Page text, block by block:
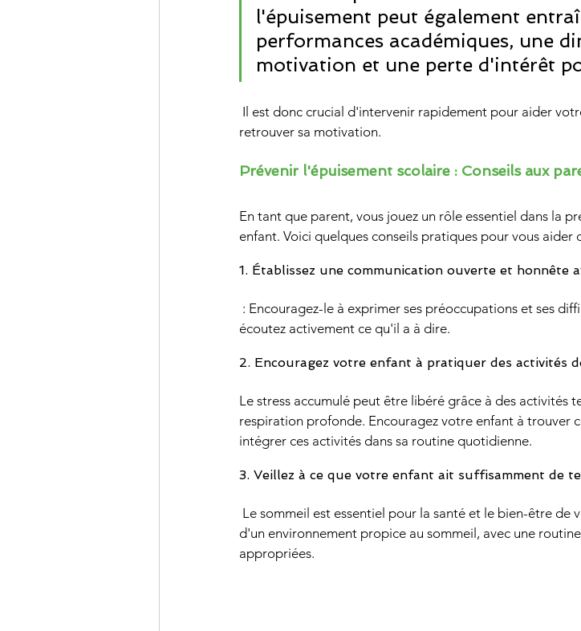
l'épuisement peut également
performances académiques, une
motivation et une perte d'intérêt
retrouver sa motivation.
Prévenir l'épuisement scolaire : Conseils aux
En tant que parent, vous jouez un rôle essentiel dans la
enfant. Voici quelques conseils pratiques pour vous aider
1. Établissez une communication ouverte et honnête
écoutez activement ce qu'il a à dire.
2. Encouragez votre enfant à pratiquer des activités
Le stress accumulé peut être libéré grâce à des activités
respiration profonde. Encouragez votre enfant à trouver
intégrer ces activités dans sa routine quotidienne.
3. Veillez à ce que votre enfant ait suffisamment de
d'un environnement propice au sommeil, avec une
appropriées.